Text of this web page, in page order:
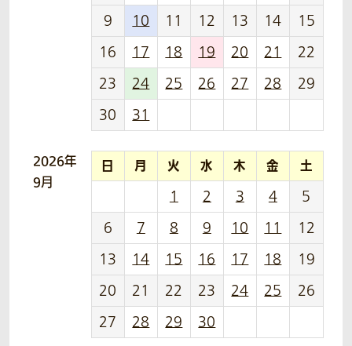
9
10 11 12 13 14
15
16
17 18 19 20 21
22
23
24 25 26 27 28
29
30
31
2026年
9月
日 月 火 水 木 金 土
1 2 3 4
5
6
7 8 9 10 11
12
13
14 15 16 17 18
19
20
21 22 23 24 25
26
27
28 29 30